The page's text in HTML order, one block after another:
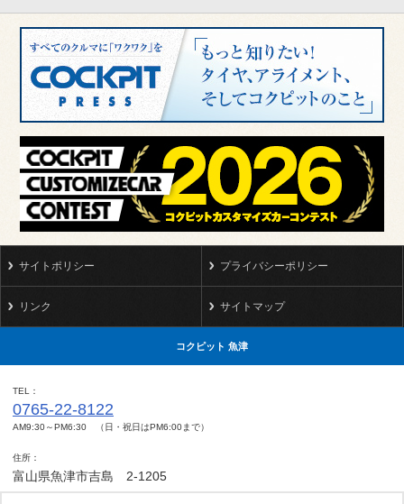
サイトポリシー プライバシーポリシー
リンク サイトマップ
コクピット 魚津
TEL
0765-22-8122
AM9:30～PM6:30 （日・祝日はPM6:00まで）
住所
富山県魚津市吉島 2-1205